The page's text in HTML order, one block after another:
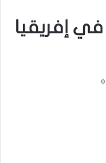
في إفريقيا
0